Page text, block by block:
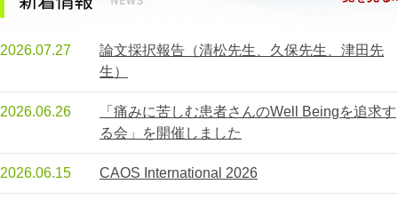
2026.07.27
論文採択報告（清松先生、久保先生、津田先
生）
2026.06.26
「痛みに苦しむ患者さんのWell Beingを追求す
る会」を開催しました
2026.06.15 CAOS International 2026
2026.06.15